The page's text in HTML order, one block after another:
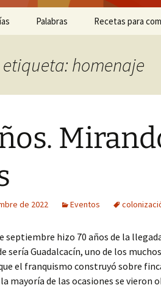
en un pinar de
entre la niebla
Palabras Recetas para
Ensalada de brócoli
Pan de plátano
Pestiños
Polvorones
homenaje
de 2022 Eventos
septiembre hizo 70 años de la
sería Guadalcacín, uno de los
el franquismo construyó sobre
mayoría de las ocasiones se vieron